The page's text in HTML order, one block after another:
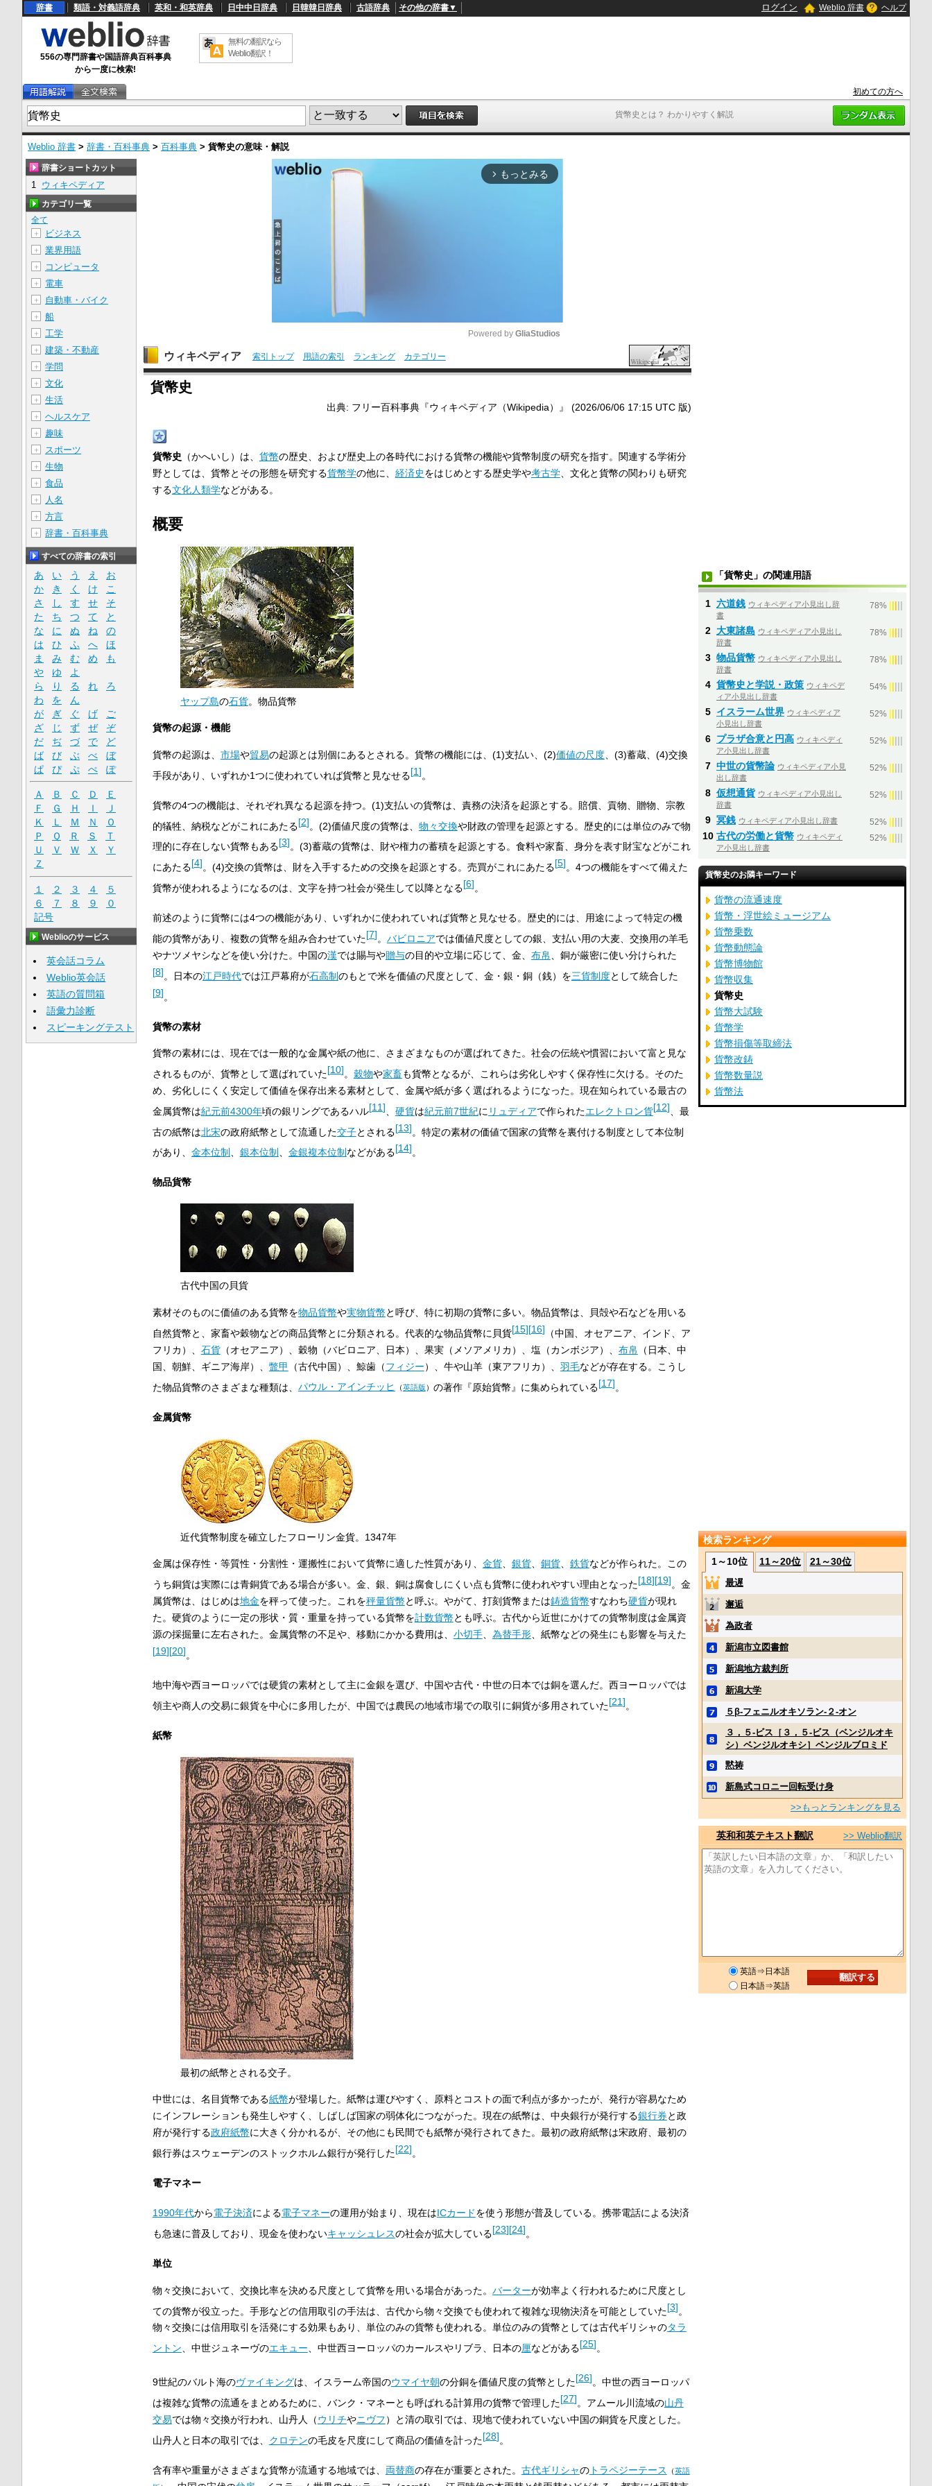
貨幣史とは？ わかりやすく解説
辞書 類語・対義語辞典 英和・和英辞典 日中中日辞典 日韓韓日辞典 古語辞典 その他の辞書▼ ログイン Weblio 辞書 ヘルプ
556の専門辞書や国語辞典百科事典
から一度に検索!
無料の翻訳なら
Weblio翻訳！
初めての方へ
Weblio 辞書 > 辞書・百科事典 > 百科事典 > 貨幣史の意味・解説
arrow_forward_ios もっとみる
M
t
Powered by GliaStudios
ウィキペディア 索引トップ 用語の索引 ランキング カテゴリー
貨幣史
出典: フリー百科事典『ウィキペディア（Wikipedia）』 (2026/06/06 17:15 UTC 版)
貨幣史 （かへいし）は、 貨幣の歴史、および歴史上の各時代における貨幣の機能や貨幣制度の研究を指す。関連する学術分
野としては、貨幣とその形態を研究する貨幣学の他に、 経済史をはじめとする歴史学や考古学、文化と貨幣の関わりも研究
する文化人類学などがある。
概要
ヤップ島の石貨。物品貨幣
貨幣の起源・機能
貨幣の起源は、 市場や貿易の起源とは別個にあるとされる。貨幣の機能には、(1)支払い、(2)価値の尺度、(3)蓄蔵、(4)交換
手段があり、いずれか1つに使われていれば貨幣と見なせる[1]。
貨幣の4つの機能は、それぞれ異なる起源を持つ。(1)支払いの貨幣は、責務の決済を起源とする。賠償、貢物、贈物、宗教
的犠牲、納税などがこれにあたる[2]。(2)価値尺度の貨幣は、 物々交換や財政の管理を起源とする。歴史的には単位のみで物
理的に存在しない貨幣もある[3]。(3)蓄蔵の貨幣は、財や権力の蓄積を起源とする。食料や家畜、身分を表す財宝などがこれ
にあたる[4]。(4)交換の貨幣は、財を入手するための交換を起源とする。売買がこれにあたる[5]。4つの機能をすべて備えた
貨幣が使われるようになるのは、文字を持つ社会が発生して以降となる[6]。
前述のように貨幣には4つの機能があり、いずれかに使われていれば貨幣と見なせる。歴史的には、用途によって特定の機
能の貨幣があり、複数の貨幣を組み合わせていた[7]。 バビロニアでは価値尺度としての銀、支払い用の大麦、交換用の羊毛
やナツメヤシなどを使い分けた。中国の漢では賜与や贈与の目的や立場に応じて、金、 布帛
、銅が厳密に使い分けられた
[8]。日本の江戸時代では江戸幕府が石高制のもとで米を価値の尺度として、金・銀・銅（銭）を三貨制度として統合した
[9]。
貨幣の素材
貨幣の素材には、現在では一般的な金属や紙の他に、さまざまなものが選ばれてきた。社会の伝統や慣習において富と見な
されるものが、貨幣として選ばれていた[10]。 穀物や家畜も貨幣となるが、これらは劣化しやすく保存性に欠ける。そのた
め、劣化しにくく安定して価値を保存出来る素材として、金属や紙が多く選ばれるようになった。現在知られている最古の
金属貨幣は紀元前4300年頃の銀リングであるハル[11] 硬貨は紀元前7世紀に リュディアで作られたエレクトロン貨[12] 、最
古の紙幣は北宋の政府紙幣として流通した交子とされる[13]。特定の素材の価値で国家の貨幣を裏付ける制度として本位制
があり、 金本位制 銀本位制 金銀複本位制 などがある[14]。
物品貨幣
古代中国の貝貨
素材そのものに価値のある貨幣を物品貨幣や実物貨幣と呼び、特に初期の貨幣に多い。物品貨幣は、貝殻や石などを用いる
自然貨幣と、家畜や穀物などの商品貨幣とに分類される。代表的な物品貨幣に貝貨[15][16] （中国、オセアニア、インド、ア
フリカ）、 石貨（オセアニア）、穀物（バビロニア、日本）、果実（メソアメリカ）、塩（カンボジア）、 布帛
（日本、中
国、朝鮮、ギニア海岸）、 鼈甲 （古代中国）、鯨歯（フィジー）、牛や山羊（東アフリカ）、 羽毛などが存在する。こうし
た物品貨幣のさまざまな種類は、 パウル・アインチッヒ （英語版） の著作『原始貨幣』に集められている[17]。
金属貨幣
近代貨幣制度を確立したフローリン金貨。1347年
金属は保存性・等質性・分割性・運搬性において貨幣に適した性質があり、 金貨、 銀貨、 銅貨、 鉄貨などが作られた。この
うち銅貨は実際には青銅貨である場合が多い。金、銀、銅は腐食しにくい点も貨幣に使われやすい理由となった[18][19]。金
属貨幣は、はじめは地金を秤って使った。これを秤量貨幣と呼ぶ。やがて、打刻貨幣または鋳造貨幣すなわち硬貨が現れ
た。硬貨のように一定の形状・質・重量を持っている貨幣を計数貨幣とも呼ぶ。古代から近世にかけての貨幣制度は金属資
源の採掘量に左右された。金属貨幣の不足や、移動にかかる費用は、 小切手、 為替手形、紙幣などの発生にも影響を与えた
[19][20]。
地中海や西ヨーロッパでは硬貨の素材として主に金銀を選び、中国や古代・中世の日本では銅を選んだ。西ヨーロッパでは
領主や商人の交易に銀貨を中心に多用したが、中国では農民の地域市場での取引に銅貨が多用されていた[21]。
紙幣
最初の紙幣とされる交子。
中世には、名目貨幣である紙幣が登場した。紙幣は運びやすく、原料とコストの面で利点が多かったが、発行が容易なため
にインフレーションも発生しやすく、しばしば国家の弱体化につながった。現在の紙幣は、中央銀行が発行する銀行券と政
府が発行する政府紙幣に大きく分かれるが、その他にも民間でも紙幣が発行されてきた。最初の政府紙幣は宋政府、最初の
銀行券はスウェーデンのストックホルム銀行が発行した[22]。
電子マネー
1990年代から電子決済による電子マネーの運用が始まり、現在はICカードを使う形態が普及している。携帯電話による決済
も急速に普及しており、現金を使わないキャッシュレスの社会が拡大している[23][24]。
単位
物々交換において、交換比率を決める尺度として貨幣を用いる場合があった。 バーターが効率よく行われるために尺度とし
ての貨幣が役立った。手形などの信用取引の手法は、古代から物々交換でも使われて複雑な現物決済を可能としていた[3]。
物々交換には信用取引を活発にする効果もあり、単位のみの貨幣も使われる。単位のみの貨幣としては古代ギリシャのタラ
ントン、中世ジュネーヴのエキュー、中世西ヨーロッパのカールスやリブラ、日本の厘などがある[25]。
9世紀のバルト海のヴァイキングは、イスラーム帝国のウマイヤ朝の分銅を価値尺度の貨幣とした[26]。中世の西ヨーロッパ
は複雑な貨幣の流通をまとめるために、バンク・マネーとも呼ばれる計算用の貨幣で管理した[27]。アムール川流域の山丹
交易では物々交換が行われ、山丹人（ウリチやニヴフ）と清の取引では、現地で使われていない中国の銅貨を尺度とした。
山丹人と日本の取引では、 クロテンの毛皮を尺度にして商品の価値を計った[28]。
含有率や重量がさまざまな貨幣が流通する地域では、 両替商の存在が重要とされた。 古代ギリシャのトラペジーテース （英語
辞書ショートカット
1 ウィキペディア
カテゴリ一覧
全て
＋
ビジネス
＋ 業界用語
＋ コンピュータ
＋ 電車
＋ 自動車・バイク
＋ 船
＋ 工学
＋ 建築・不動産
＋ 学問
＋ 文化
＋ 生活
＋ ヘルスケア
＋ 趣味
＋ スポーツ
＋ 生物
＋ 食品
＋ 人名
＋ 方言
＋ 辞書・百科事典
すべての辞書の索引
あ い う え
お
か
き く け
こ
さ
し す せ
そ
た
ち つ て
と
な
に ぬ ね
の
は
ひ ふ へ
ほ
ま
み む め
も
や
ゆ
よ
ら
り る れ
ろ
わ
を
ん
が
ぎ ぐ げ
ご
ざ
じ ず ぜ
ぞ
だ
ぢ づ で
ど
ば
び ぶ べ
ぼ
ぱ
ぴ ぷ ぺ ぽ
Ａ Ｂ Ｃ Ｄ
Ｅ
Ｆ
Ｇ Ｈ Ｉ
Ｊ
Ｋ
Ｌ Ｍ Ｎ
Ｏ
Ｐ
Ｑ Ｒ Ｓ
Ｔ
Ｕ
Ｖ Ｗ Ｘ
Ｙ
Ｚ
１ ２ ３ ４
５
６
７ ８ ９
０
記号
Weblioのサービス
英会話コラム
Weblio英会話
英語の質問箱
語彙力診断
スピーキングテスト
「貨幣史」の関連用語
1 六道銭 ウィキペディア小見出し辞
書
78%
2 大東諸島 ウィキペディア小見出し
辞書
78%
3 物品貨幣 ウィキペディア小見出し
辞書
78%
4 貨幣史と学説・政策 ウィキペデ
ィア小見出し辞書
54%
5 イスラーム世界 ウィキペディア
小見出し辞書
52%
6 プラザ合意と円高 ウィキペディ
ア小見出し辞書
52%
7 中世の貨幣論 ウィキペディア小見
出し辞書
52%
8 仮想通貨 ウィキペディア小見出し
辞書
52%
9 冥銭 ウィキペディア小見出し辞書 52%
10 古代の労働と貨幣 ウィキペディ
ア小見出し辞書
52%
貨幣史のお隣キーワード
貨幣の流通速度
貨幣・浮世絵ミュージアム
貨幣乗数
貨幣動態論
貨幣博物館
貨幣収集
貨幣史
貨幣大試験
貨幣学
貨幣損傷等取締法
貨幣改鋳
貨幣数量説
貨幣法
検索ランキング
1～10位
11～20位 21～30位
最遅
邂逅
為政者
新潟市立図書館
新潟地方裁判所
新潟大学
５β‐フェニルオキソラン‐２‐オン
３，５‐ビス［３，５‐ビス（ベンジルオキ
シ）ベンジルオキシ］ベンジルブロミド
黙祷
新島式コロニー回転受け身
>>もっとランキングを見る
英和和英テキスト翻訳 >> Weblio翻訳
英語⇒日本語
日本語⇒英語